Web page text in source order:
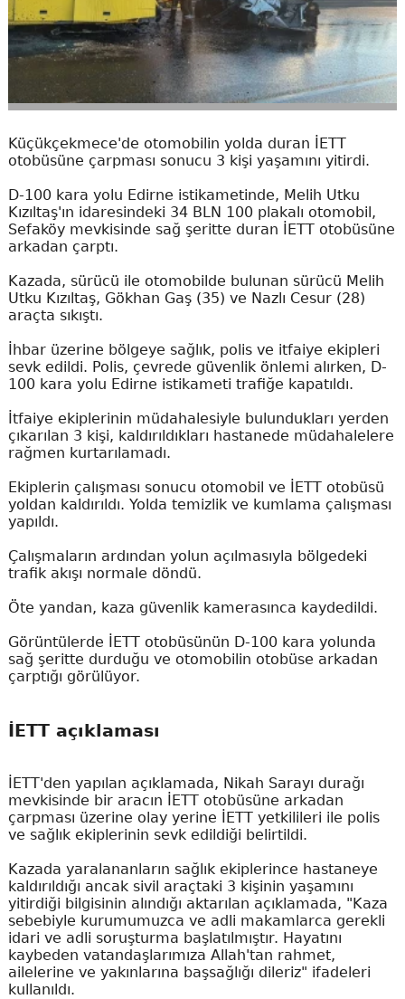
Küçükçekmece'de otomobilin yolda duran İETT
otobüsüne çarpması sonucu 3 kişi yaşamını yitirdi.
D-100 kara yolu Edirne istikametinde, Melih Utku
Kızıltaş'ın idaresindeki 34 BLN 100 plakalı otomobil,
Sefaköy mevkisinde sağ şeritte duran İETT otobüsüne
arkadan çarptı.
Kazada, sürücü ile otomobilde bulunan sürücü Melih
Utku Kızıltaş, Gökhan Gaş (35) ve Nazlı Cesur (28)
araçta sıkıştı.
İhbar üzerine bölgeye sağlık, polis ve itfaiye ekipleri
sevk edildi. Polis, çevrede güvenlik önlemi alırken, D-
100 kara yolu Edirne istikameti trafiğe kapatıldı.
İtfaiye ekiplerinin müdahalesiyle bulundukları yerden
çıkarılan 3 kişi, kaldırıldıkları hastanede müdahalelere
rağmen kurtarılamadı.
Ekiplerin çalışması sonucu otomobil ve İETT otobüsü
yoldan kaldırıldı. Yolda temizlik ve kumlama çalışması
yapıldı.
Çalışmaların ardından yolun açılmasıyla bölgedeki
trafik akışı normale döndü.
Öte yandan, kaza güvenlik kamerasınca kaydedildi.
Görüntülerde İETT otobüsünün D-100 kara yolunda
sağ şeritte durduğu ve otomobilin otobüse arkadan
çarptığı görülüyor.
İETT açıklaması
İETT'den yapılan açıklamada, Nikah Sarayı durağı
mevkisinde bir aracın İETT otobüsüne arkadan
çarpması üzerine olay yerine İETT yetkilileri ile polis
ve sağlık ekiplerinin sevk edildiği belirtildi.
Kazada yaralananların sağlık ekiplerince hastaneye
kaldırıldığı ancak sivil araçtaki 3 kişinin yaşamını
yitirdiği bilgisinin alındığı aktarılan açıklamada, "Kaza
sebebiyle kurumumuzca ve adli makamlarca gerekli
idari ve adli soruşturma başlatılmıştır. Hayatını
kaybeden vatandaşlarımıza Allah'tan rahmet,
ailelerine ve yakınlarına başsağlığı dileriz" ifadeleri
kullanıldı.